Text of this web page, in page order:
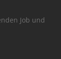
Job und